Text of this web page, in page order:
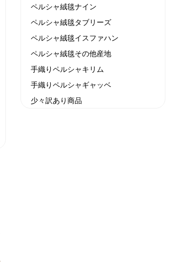
ペルシャ絨毯ナイン
ペルシャ絨毯タブリーズ
ペルシャ絨毯イスファハン
ペルシャ絨毯その他産地
手織りペルシャキリム
手織りペルシャギャッベ
少々訳あり商品